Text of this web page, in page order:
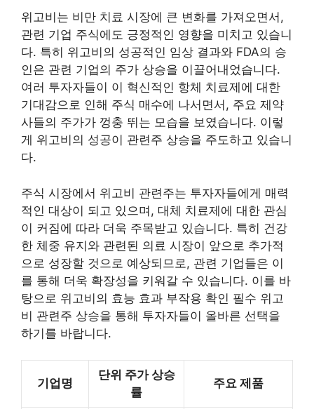
위고비는 비만 치료 시장에 큰 변화를 가져오면서,
관련 기업 주식에도 긍정적인 영향을 미치고 있습니
다. 특히 위고비의 성공적인 임상 결과와 FDA의 승
인은 관련 기업의 주가 상승을 이끌어내었습니다.
여러 투자자들이 이 혁신적인 항체 치료제에 대한
기대감으로 인해 주식 매수에 나서면서, 주요 제약
사들의 주가가 껑충 뛰는 모습을 보였습니다. 이렇
게 위고비의 성공이 관련주 상승을 주도하고 있습니
다.
주식 시장에서 위고비 관련주는 투자자들에게 매력
적인 대상이 되고 있으며, 대체 치료제에 대한 관심
이 커짐에 따라 더욱 주목받고 있습니다. 특히 건강
한 체중 유지와 관련된 의료 시장이 앞으로 추가적
으로 성장할 것으로 예상되므로, 관련 기업들은 이
를 통해 더욱 확장성을 키워갈 수 있습니다. 이를 바
탕으로 위고비의 효능 효과 부작용 확인 필수 위고
비 관련주 상승을 통해 투자자들이 올바른 선택을
하기를 바랍니다.
기업명
단위 주가 상승
률
주요 제품